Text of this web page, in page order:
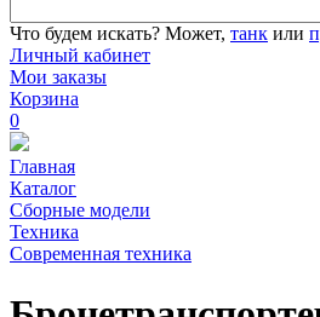
Что будем искать? Может, танк или
Личный кабинет
Мои заказы
Корзина
0
Главная
Каталог
Сборные модели
Техника
Современная техника